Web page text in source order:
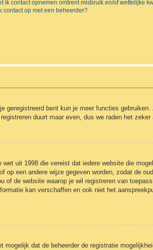
ik contact opnemen omtrent misbruik en/of wettelijke
contact op met een beheerder?
geregistreerd bent kun je meer functies
duurt maar even, dus we raden het zeker
uit 1998 die vereist dat iedere website die
een andere wijze gegeven worden, zodat de
de website waarop je wil registreren van
kan verschaffen en ook niet het
dat de beheerder de registratie